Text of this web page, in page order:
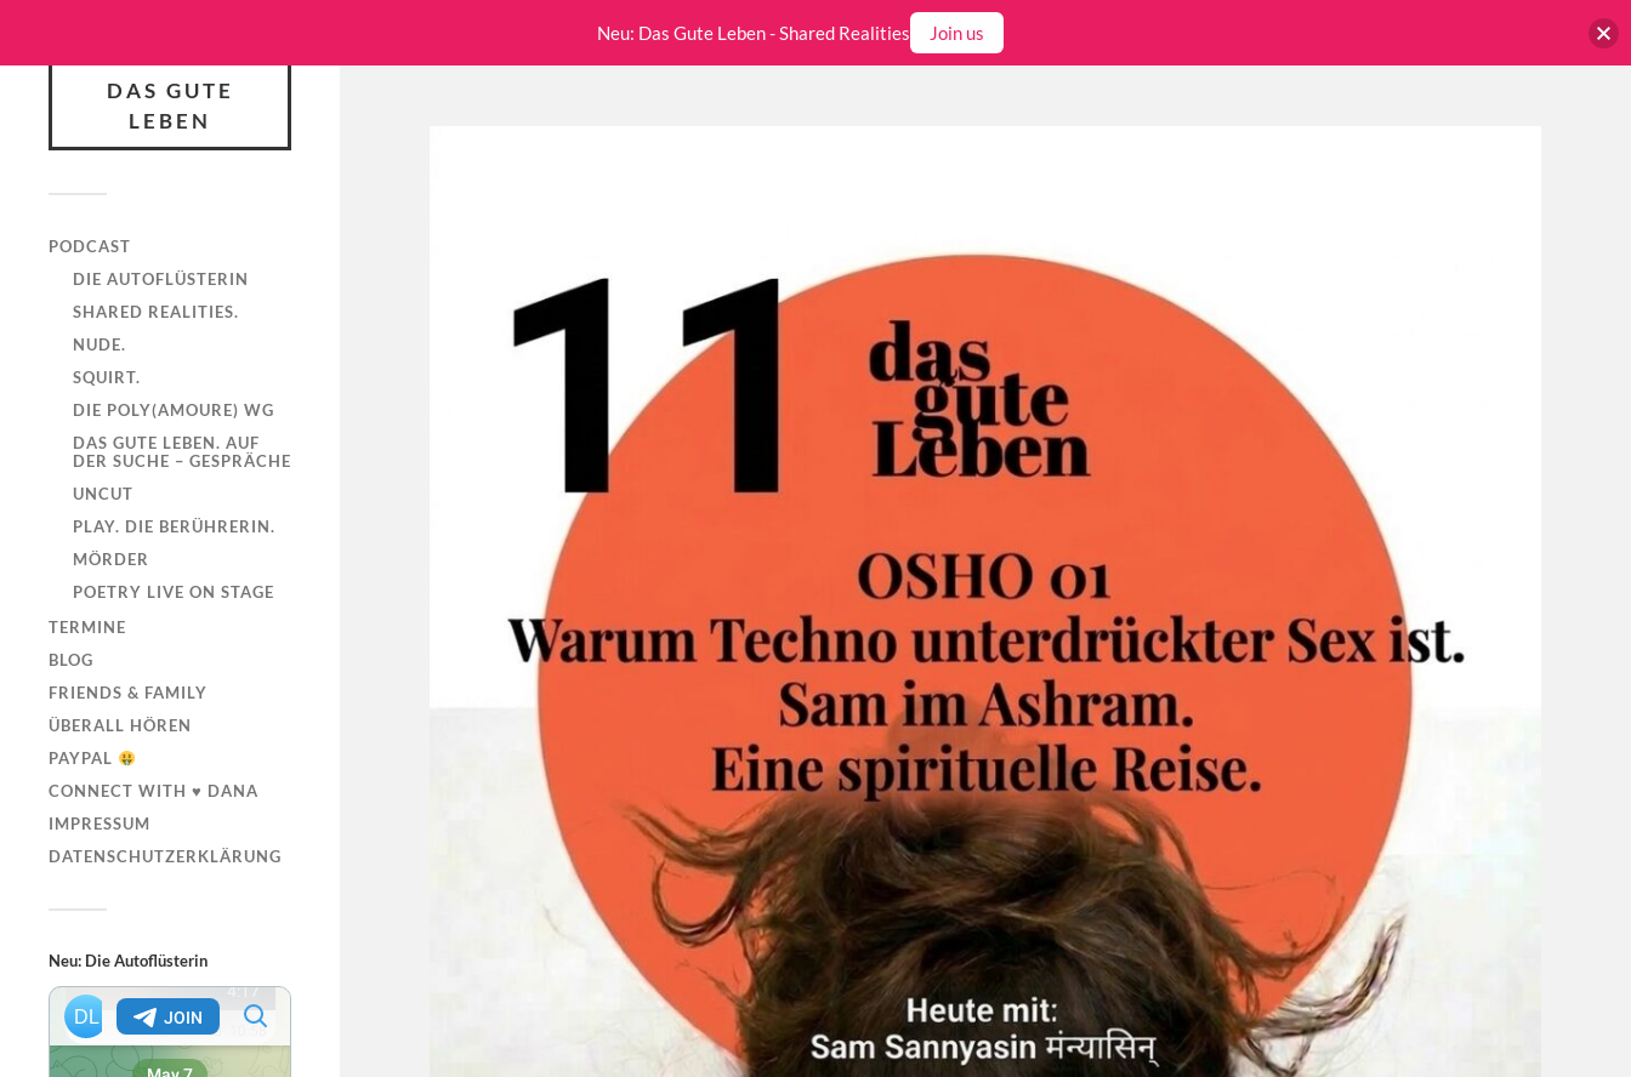
DAS GUTE
LEBEN
PODCAST
DIE AUTOFLÜSTERIN
SHARED REALITIES.
NUDE.
SQUIRT.
DIE POLY(AMOURE) WG
DAS GUTE LEBEN. AUF
DER SUCHE – GESPRÄCHE
UNCUT
PLAY. DIE BERÜHRERIN.
MÖRDER
POETRY LIVE ON STAGE
TERMINE
BLOG
FRIENDS & FAMILY
ÜBERALL HÖREN
PAYPAL
CONNECT WITH ♥ DANA
IMPRESSUM
DATENSCHUTZERKLÄRUNG
Neu: Die Autoflüsterin
Neu: Das Gute Leben - Shared Realities Join us